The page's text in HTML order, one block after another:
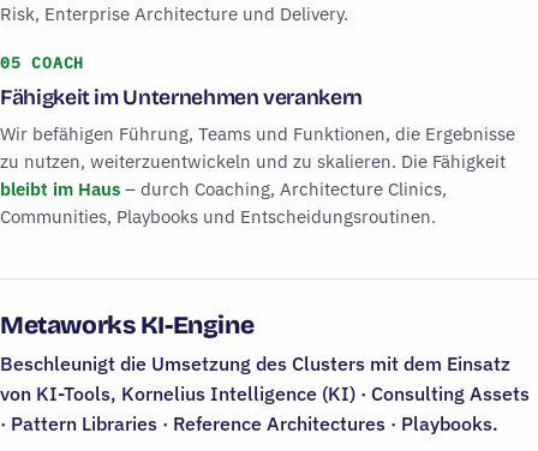
Risk, Enterprise Architecture und Delivery.
05 COACH
Fähigkeit im Unternehmen verankern
Wir befähigen Führung, Teams und Funktionen, die Ergebnisse
zu nutzen, weiterzuentwickeln und zu skalieren. Die Fähigkeit
bleibt im Haus – durch Coaching, Architecture Clinics,
Communities, Playbooks und Entscheidungsroutinen.
Metaworks KI-Engine
Beschleunigt die Umsetzung des Clusters mit dem Einsatz
von KI-Tools, Kornelius Intelligence (KI) · Consulting Assets
· Pattern Libraries · Reference Architectures · Playbooks.